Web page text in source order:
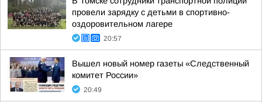
провели зарядку с детьми в спортивно-
оздоровительном лагере
20:57
Вышел новый номер газеты «Следственный
комитет России»
20:49